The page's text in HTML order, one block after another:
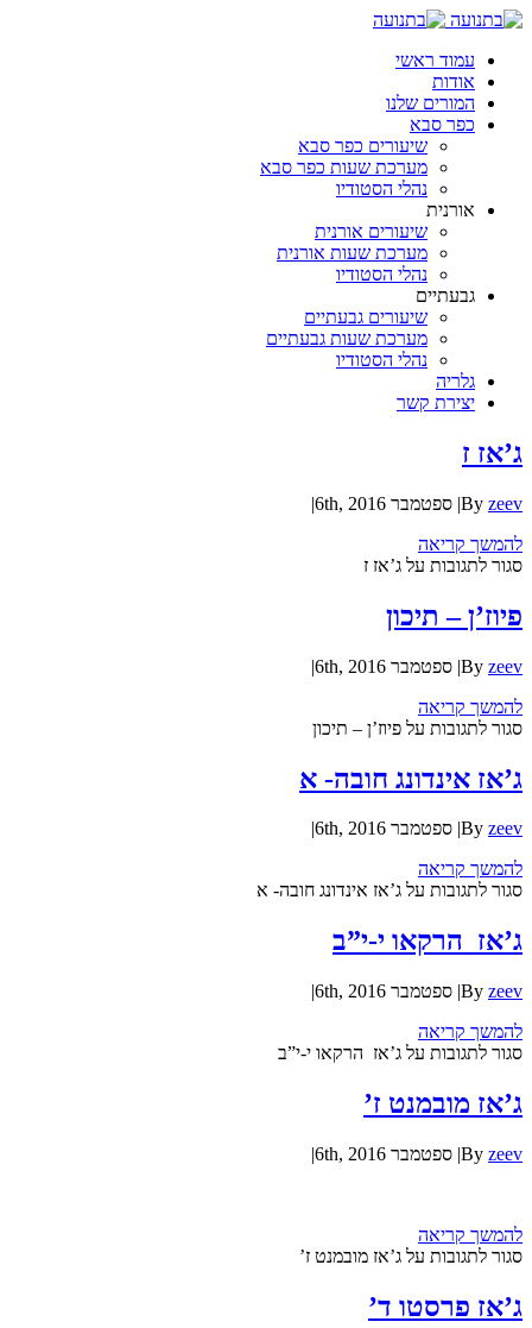
עמוד ראשי
אודות
המורים שלנו
כפר סבא
שיעורים כפר סבא
מערכת שעות כפר סבא
נהלי הסטודיו
אורנית
שיעורים אורנית
מערכת שעות אורנית
נהלי הסטודיו
גבעתיים
שיעורים גבעתיים
מערכת שעות גבעתיים
נהלי הסטודיו
גלריה
יצירת קשר
ג’אז ז
By zeev
| ספטמבר 6th, 2016
|
להמשך קריאה
סגור לתגובות על ג’אז ז
פיוז’ן – תיכון
By zeev
| ספטמבר 6th, 2016
|
להמשך קריאה
סגור לתגובות על פיוז’ן – תיכון
ג’אז אינדונג חובה- א
By zeev
| ספטמבר 6th, 2016
|
להמשך קריאה
סגור לתגובות על ג’אז אינדונג חובה- א
ג’אז הרקאו י-י”ב
By zeev
| ספטמבר 6th, 2016
|
להמשך קריאה
סגור לתגובות על ג’אז הרקאו י-י”ב
ג’אז מובמנט ז’
By zeev
| ספטמבר 6th, 2016 |
להמשך קריאה
סגור לתגובות על ג’אז מובמנט ז’
ג’אז פרסטו ד’